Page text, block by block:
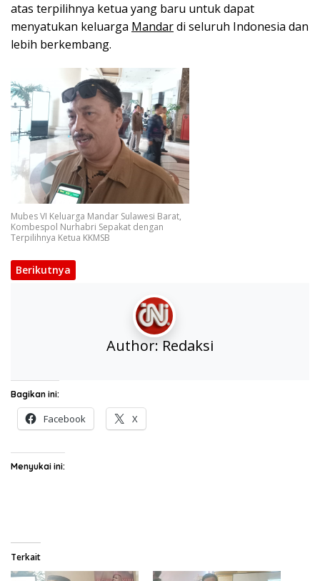
atas terpilihnya ketua yang baru untuk dapat
menyatukan keluarga Mandardi seluruh Indonesia dan
lebih berkembang.
Mubes VI Keluarga Mandar Sulawesi Barat,
Kombespol Nurhabri Sepakat dengan
Terpilihnya Ketua KKMSB
Berikutnya
Author: Redaksi
Bagikan ini:
Facebook X
Menyukai ini:
Terkait